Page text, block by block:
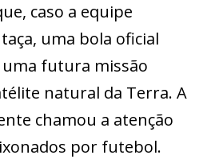
caso a equipe
uma bola oficial
futura missão
natural da Terra. A
chamou a atenção
por futebol.